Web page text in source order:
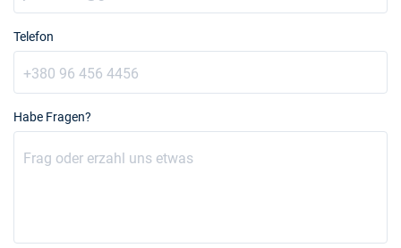
Telefon
Habe Fragen?